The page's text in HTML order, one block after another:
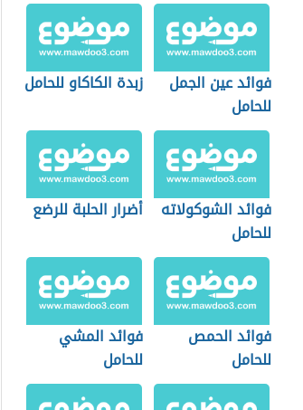
فوائد عين الجمل
للحامل
زبدة الكاكاو للحامل
فوائد الشوكولاته
للحامل
أضرار الحلبة للرضع
فوائد الحمص
للحامل
فوائد المشي
للحامل